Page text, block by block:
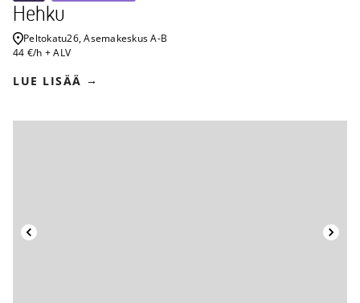
Hehku
Peltokatu26, Asemakeskus A-B
44 €/h + ALV
LUE LISÄÄ